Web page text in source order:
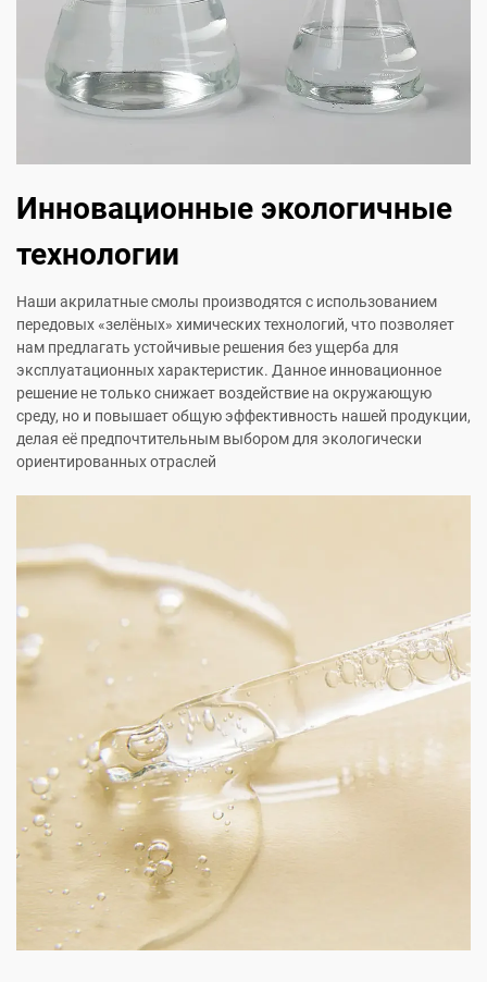
Инновационные экологичные
технологии
Наши акрилатные смолы производятся с использованием
передовых «зелёных» химических технологий, что позволяет
нам предлагать устойчивые решения без ущерба для
эксплуатационных характеристик. Данное инновационное
решение не только снижает воздействие на окружающую
среду, но и повышает общую эффективность нашей продукции,
делая её предпочтительным выбором для экологически
ориентированных отраслей